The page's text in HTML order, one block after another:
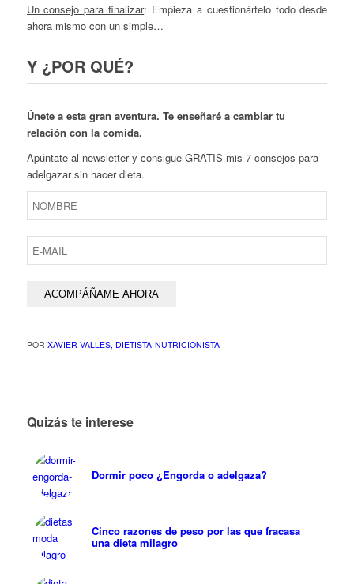
Un consejo para finalizar: Empieza a cuestionártelo todo desde
ahora mismo con un simple…
Y ¿POR QUÉ?
Únete a esta gran aventura. Te enseñaré a cambiar tu
relación con la comida.
Apúntate al newsletter y consigue GRATIS mis 7 consejos para
adelgazar sin hacer dieta.
POR XAVIER VALLES, DIETISTA-NUTRICIONISTA
Quizás te interese
Dormir poco ¿Engorda o adelgaza?
Cinco razones de peso por las que fracasa
una dieta milagro